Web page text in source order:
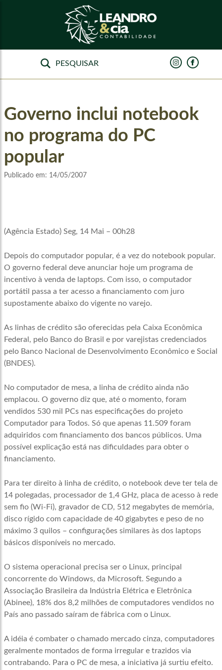
Governo inclui notebook
no programa do PC
popular
Publicado em: 14/05/2007
(Agência Estado) Seg, 14 Mai – 00h28
Depois do computador popular, é a vez do notebook popular.
O governo federal deve anunciar hoje um programa de
incentivo à venda de laptops. Com isso, o computador
portátil passa a ter acesso a financiamento com juro
supostamente abaixo do vigente no varejo.
As linhas de crédito são oferecidas pela Caixa Econômica
Federal, pelo Banco do Brasil e por varejistas credenciados
pelo Banco Nacional de Desenvolvimento Econômico e Social
(BNDES).
No computador de mesa, a linha de crédito ainda não
emplacou. O governo diz que, até o momento, foram
vendidos 530 mil PCs nas especificações do projeto
Computador para Todos. Só que apenas 11.509 foram
adquiridos com financiamento dos bancos públicos. Uma
possível explicação está nas dificuldades para obter o
financiamento.
Para ter direito à linha de crédito, o notebook deve ter tela de
14 polegadas, processador de 1,4 GHz, placa de acesso à rede
sem fio (Wi-Fi), gravador de CD, 512 megabytes de memória,
disco rígido com capacidade de 40 gigabytes e peso de no
máximo 3 quilos – configurações similares às dos laptops
básicos disponíveis no mercado.
O sistema operacional precisa ser o Linux, principal
concorrente do Windows, da Microsoft. Segundo a
Associação Brasileira da Indústria Elétrica e Eletrônica
(Abinee), 18% dos 8,2 milhões de computadores vendidos no
País ano passado saíram de fábrica com o Linux.
A idéia é combater o chamado mercado cinza, computadores
geralmente montados de forma irregular e trazidos via
contrabando. Para o PC de mesa, a iniciativa já surtiu efeito.